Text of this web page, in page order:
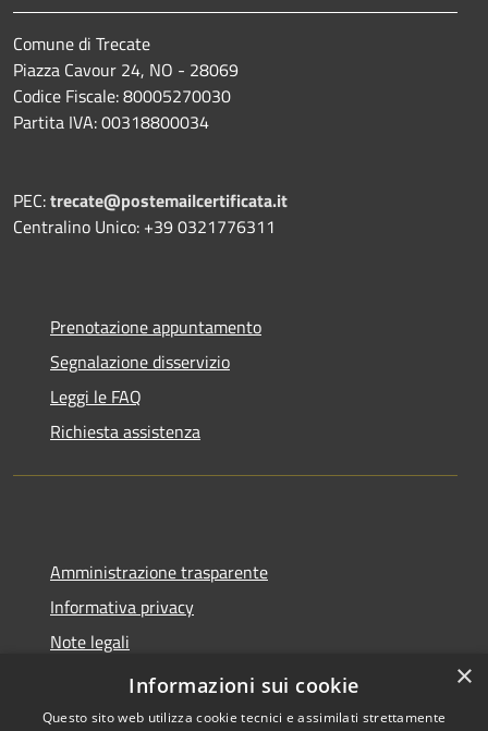
Comune di Trecate
Piazza Cavour 24, NO - 28069
Codice Fiscale: 80005270030
Partita IVA: 00318800034
PEC:trecate@postemailcertificata.it
Centralino Unico: +39 0321776311
Prenotazione appuntamento
Segnalazione disservizio
Leggi le FAQ
Richiesta assistenza
Amministrazione trasparente
Informativa privacy
Note legali
Dichiarazione di accessibilità
×
Informazioni sui cookie
Questo sito web utilizza cookie tecnici e assimilati strettamente